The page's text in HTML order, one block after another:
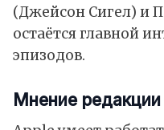
(Джейсон Сигел) и
остаётся главной
эпизодов.
Мнение редакции